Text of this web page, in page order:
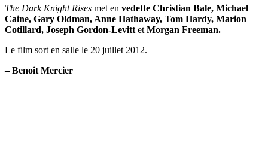
The Dark Knight Rises met en vedette Christian Bale, Michael
Caine, Gary Oldman, Anne Hathaway, Tom Hardy, Marion
Cotillard, Joseph Gordon-Levitt et Morgan Freeman.
Le film sort en salle le 20 juillet 2012.
– Benoit Mercier